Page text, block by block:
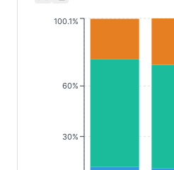
30%
60%
100.1%